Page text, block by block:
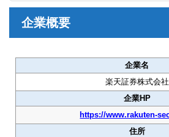
企業概要
企業名
楽天証券株式会社
企業HP
https://www.rakuten-
住所